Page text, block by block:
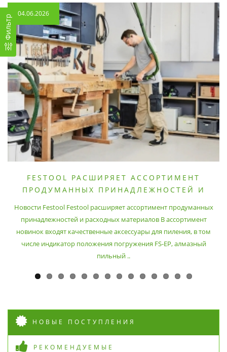
Фильтр 04.06.2026
FESTOOL РАСШИРЯЕТ АССОРТИМЕНТ
ПРОДУМАННЫХ ПРИНАДЛЕЖНОСТЕЙ И
Новости Festool Festool расширяет ассортимент продуманных
принадлежностей и расходных материалов В ассортимент
новинок входят качественные аксессуары для пиления, в том
числе индикатор положения погружения FS-EP, алмазный
пильный ..
НОВЫЕ ПОСТУПЛЕНИЯ
РЕКОМЕНДУЕМЫЕ